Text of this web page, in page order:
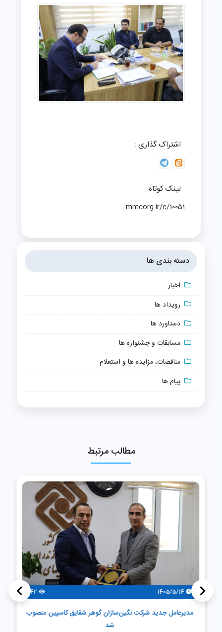
اشتراک گذاری :
لینک کوتاه :
mmcorg.ir/c/10051
دسته بندی ها
اخبار
رویداد ها
دستاورد ها
مسابقات و جشنواره ها
مناقصات، مزایده ها و استعلام
پیام ها
مطالب مرتبط
1405/5/14
42
مدیرعامل جدید شرکت نگین‌سازان گوهر شقایق کاسپین منصوب
شد
<
>